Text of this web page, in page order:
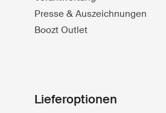
Presse & Auszeichnungen
Boozt Outlet
Lieferoptionen